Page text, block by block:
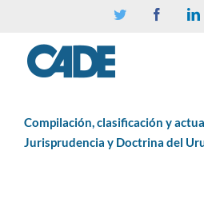
Twitter
Compilación, clasificación y
Jurisprudencia y Doctrina del